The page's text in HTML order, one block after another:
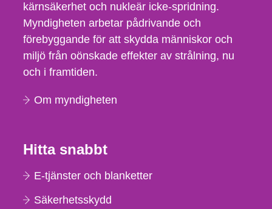
kärnsäkerhet och nukleär icke-spridning.
Myndigheten arbetar pådrivande och
förebyggande för att skydda människor och
miljö från oönskade effekter av strålning, nu
och i framtiden.
Om myndigheten
Hitta snabbt
E-tjänster och blanketter
Säkerhetsskydd